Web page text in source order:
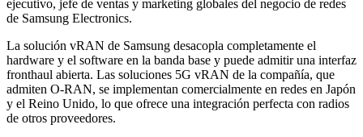
ejecutivo, jefe de ventas y marketing globales del negocio de redes
de Samsung Electronics.
La solución vRAN de Samsung desacopla completamente el
hardware y el software en la banda base y puede admitir una interfaz
fronthaul abierta. Las soluciones 5G vRAN de la compañía, que
admiten O-RAN, se implementan comercialmente en redes en Japón
y el Reino Unido, lo que ofrece una integración perfecta con radios
de otros proveedores.